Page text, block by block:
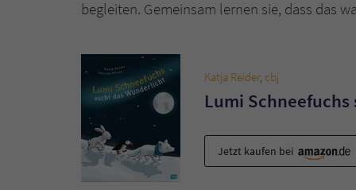
begleiten. Gemeinsam lernen sie, dass das
Katja Reider, cbj
Lumi
Jetzt kaufen bei